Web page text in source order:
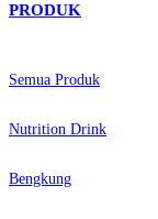
PRODUK
Semua Produk
Nutrition Drink
Bengkung